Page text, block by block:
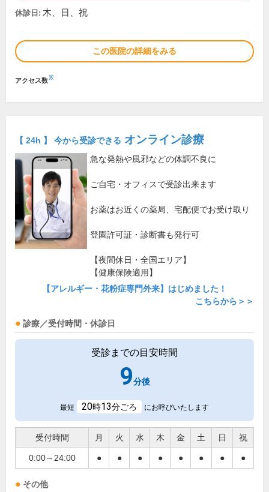
休診日: 木、日、祝
この医院の詳細をみる
アクセス数※
【 24h 】 今から受診できる オンライン診療
急な発熱や風邪などの体調不良に
ご自宅・オフィスで受診出来ます
お薬はお近くの薬局、宅配便でお受け取り
登園許可証・診断書も発行可
【夜間休日・全国エリア】
【健康保険適用】
【アレルギー・花粉症専門外来】はじめました！
こちらから＞＞
診療／受付時間・休診日
受診までの目安時間
9分後
最短 20時13分ごろ にお呼びいたします
受付時間 月 火 水 木 金 土 日 祝
0:00～24:00 ● ● ● ● ● ● ● ●
その他